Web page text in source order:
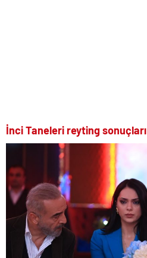
İnci Taneleri reyting sonuçları